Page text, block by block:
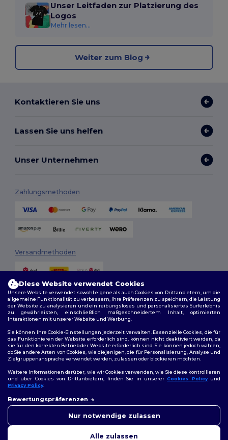
Unser Leitfaden zur Platzierung des
Logos
Mehr lesen...
Weiter zum Blog
Kontaktieren Sie uns
Lassen Sie uns helfen
Unser Unternehmen
Zahlungsmethoden
Versandmethoden
Allgemeine Geschäftsbedingungen|Personalisierungsrichtlinien
|
Datenschutzbestimmungen
Berlin|Hamburg|München|Köln|Frankfurt|Essen|Dortmund|
Düsseldorf|Bremen
Diese Website verwendet Cookies
Unsere Website verwendet sowohl eigene als auch Cookies von Drittanbietern, um die
allgemeine Funktionalität zu verbessern, Ihre Präferenzen zu speichern, die Leistung
der Website zu analysieren und ein reibungsloses und personalisiertes Surferlebnis
zu gewährleisten, einschließlich maßgeschneidertem Inhalt, optimierten
Interaktionen mit unserer Website und Werbung.
Sie können Ihre Cookie-Einstellungen jederzeit verwalten. Essenzielle Cookies, die für
das Funktionieren der Website erforderlich sind, können nicht deaktiviert werden, da
sie für den korrekten Betrieb der Website erforderlich sind. Sie können jedoch wählen,
ob Sie andere Arten von Cookies, wie diejenigen, die für Personalisierung, Analyse und
Zielgruppenansprache verwendet werden, zulassen oder blockieren möchten.
Weitere Informationen darüber, wie wir Cookies verwenden, wie Sie diese kontrollieren
und über Cookies von Drittanbietern, finden Sie in unsererCookies Policyund
Privacy Policy.
Bewertungspräferenzen
Nur notwendige zulassen
Alle zulassen
uns jederzeit kontaktieren.
Ihnen zu helfen.